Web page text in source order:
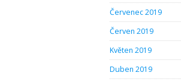
Červenec 2019
Červen 2019
Květen 2019
Duben 2019